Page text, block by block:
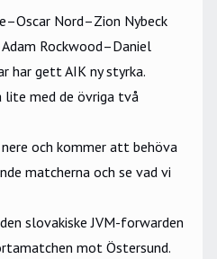
Nord–Zion Nybeck
Rockwood–Daniel
har gett AIK ny styrka.
med de övriga två
och kommer att behöva
matcherna och se vad vi
slovakiske JVM-forwarden
mot Östersund.